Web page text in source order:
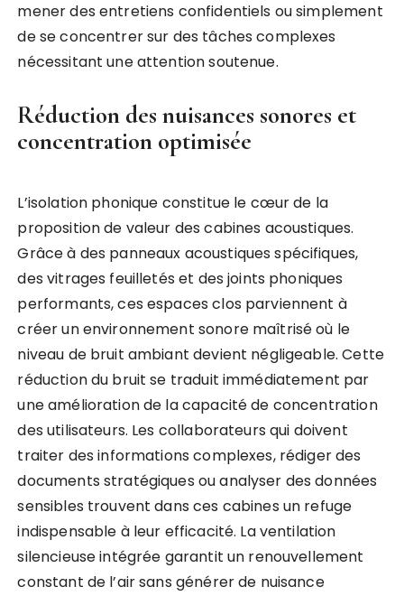
mener des entretiens confidentiels ou simplement
de se concentrer sur des tâches complexes
nécessitant une attention soutenue.
Réduction des nuisances sonores et
concentration optimisée
L’isolation phonique constitue le cœur de la
proposition de valeur des cabines acoustiques.
Grâce à des panneaux acoustiques spécifiques,
des vitrages feuilletés et des joints phoniques
performants, ces espaces clos parviennent à
créer un environnement sonore maîtrisé où le
niveau de bruit ambiant devient négligeable. Cette
réduction du bruit se traduit immédiatement par
une amélioration de la capacité de concentration
des utilisateurs. Les collaborateurs qui doivent
traiter des informations complexes, rédiger des
documents stratégiques ou analyser des données
sensibles trouvent dans ces cabines un refuge
indispensable à leur efficacité. La ventilation
silencieuse intégrée garantit un renouvellement
constant de l’air sans générer de nuisance